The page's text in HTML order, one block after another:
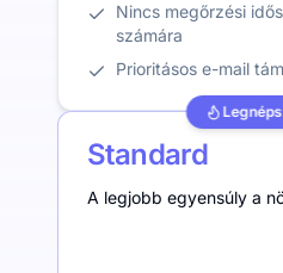
Nincs megőrzési
számára
Prioritásos e-mail
Standard
A legjobb egyensúly a